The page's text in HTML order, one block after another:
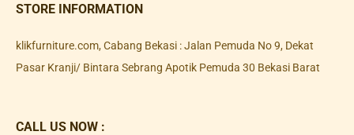
STORE INFORMATION
klikfurniture.com, Cabang Bekasi : Jalan Pemuda No 9, Dekat
Pasar Kranji/ Bintara Sebrang Apotik Pemuda 30 Bekasi Barat
CALL US NOW :